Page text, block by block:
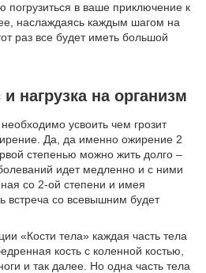
погрузиться в ваше приключение к
наслаждаясь каждым шагом на
раз все будет иметь большой
нагрузка на организм
усвоить чем грозит
Да, да именно ожирение 2
степенью можно жить долго –
идет медленно и с ними
со 2-ой степени и имея
встреча со всевышним будет
«Кости тела» каждая часть тела
кость с коленной костью,
и так далее. Но одна часть тела